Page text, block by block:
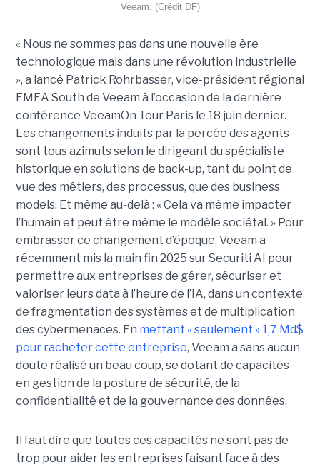
Veeam. (Crédit DF)
« Nous ne sommes pas dans une nouvelle ère
technologique mais dans une révolution industrielle
», a lancé Patrick Rohrbasser, vice-président régional
EMEA South de Veeam à l’occasion de la dernière
conférence VeeamOn Tour Paris le 18 juin dernier.
Les changements induits par la percée des agents
sont tous azimuts selon le dirigeant du spécialiste
historique en solutions de back-up, tant du point de
vue des métiers, des processus, que des business
models. Et même au-delà : « Cela va même impacter
l’humain et peut être même le modèle sociétal. » Pour
embrasser ce changement d’époque, Veeam a
récemment mis la main fin 2025 sur Securiti AI pour
permettre aux entreprises de gérer, sécuriser et
valoriser leurs data à l’heure de l’IA, dans un contexte
de fragmentation des systèmes et de multiplication
des cybermenaces. En mettant « seulement » 1,7 Md$
pour racheter cette entreprise, Veeam a sans aucun
doute réalisé un beau coup, se dotant de capacités
en gestion de la posture de sécurité, de la
confidentialité et de la gouvernance des données.
Il faut dire que toutes ces capacités ne sont pas de
trop pour aider les entreprises faisant face à des